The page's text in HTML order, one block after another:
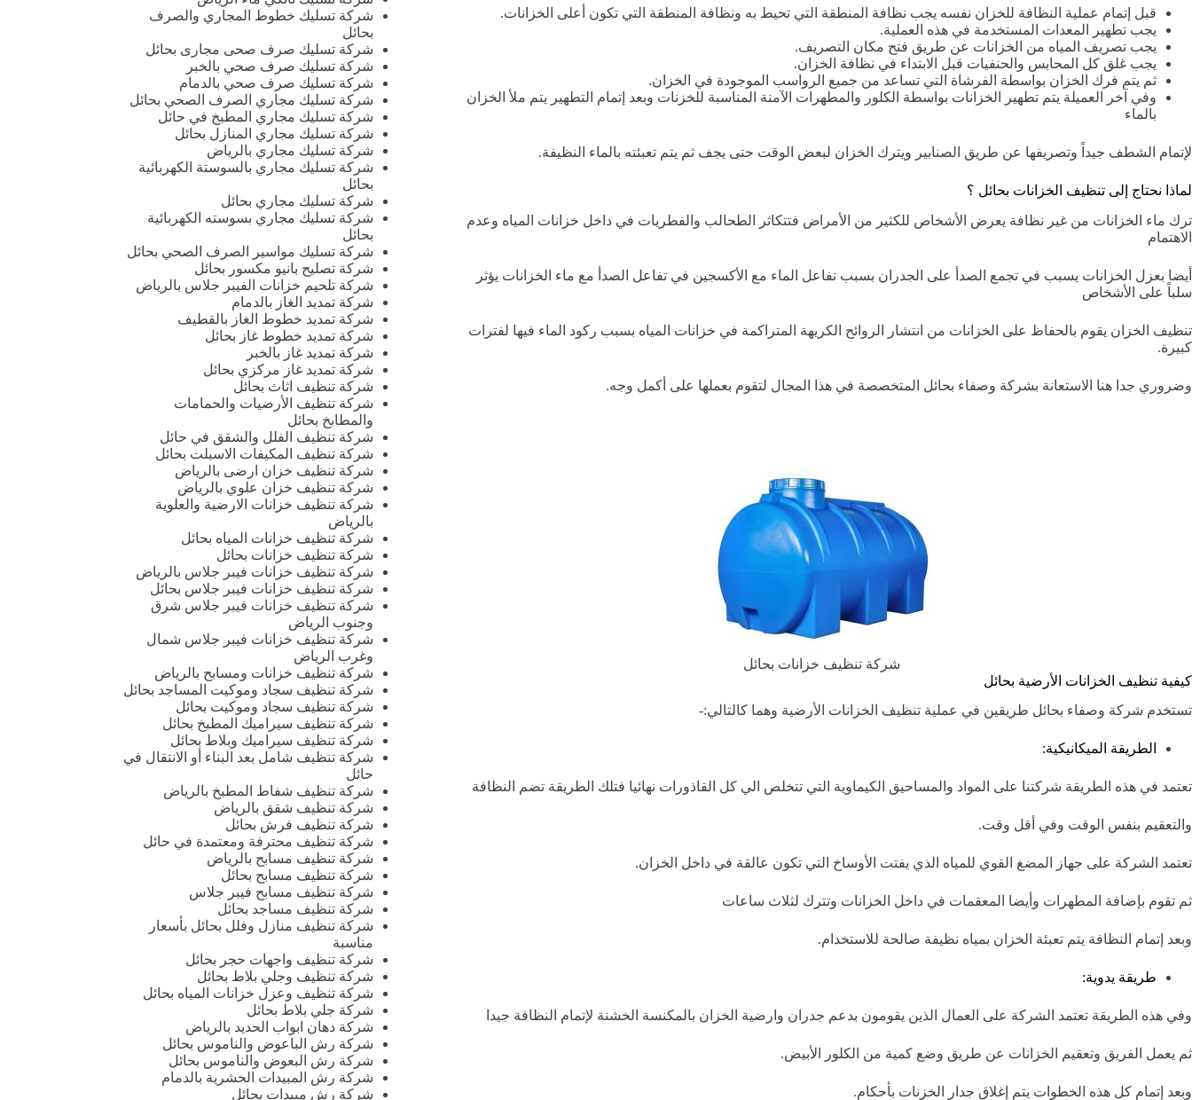
قبل إتمام عملية النظافة للخزان نفسه يجب نظافة المنطقة التي تحيط به ونظافة المنطقة التي تكون أعلى الخزانات.
يجب تطهير المعدات المستخدمة في هذه العملية.
يجب تصريف المياه من الخزانات عن طريق فتح مكان التصريف.
يجب غلق كل المحابس والحنفيات قبل الابتداء في نظافة الخزان.
ثم يتم فرك الخزان بواسطة الفرشاة التي تساعد من جميع الرواسب الموجودة في الخزان.
وفي آخر العميلة يتم تطهير الخزانات بواسطة الكلور والمطهرات الآمنة المناسبة للخزنات وبعد إتمام التطهير يتم ملأ الخزان
بالماء
لإتمام الشطف جيداً وتصريفها عن طريق الصنابير ويترك الخزان لبعض الوقت حتى يجف ثم يتم تعبئته بالماء النظيفة.
لماذا نحتاج إلى تنظيف الخزانات بحائل ؟
ترك ماء الخزانات من غير نظافة يعرض الأشخاص للكثير من الأمراض فتتكاثر الطحالب والفطريات في داخل خزانات المياه وعدم
الاهتمام
أيضا بعزل الخزانات يسبب في تجمع الصدأ على الجدران بسبب تفاعل الماء مع الأكسجين في تفاعل الصدأ مع ماء الخزانات يؤثر
سلباً على الأشخاص
تنظيف الخزان يقوم بالحفاظ على الخزانات من انتشار الروائح الكريهة المتراكمة في خزانات المياه بسبب ركود الماء فيها لفترات
كبيرة.
وضروري جدا هنا الاستعانة بشركة وصفاء بحائل المتخصصة في هذا المجال لتقوم بعملها على أكمل وجه.
شركة تنظيف خزانات بحائل
كيفية تنظيف الخزانات الأرضية بحائل
تستخدم شركة وصفاء بحائل طريقين في عملية تنظيف الخزانات الأرضية وهما كالتالي:-
الطريقة الميكانيكية:
تعتمد في هذه الطريقة شركتنا على المواد والمساحيق الكيماوية التي تتخلص الي كل القاذورات نهائيا فتلك الطريقة تضم النظافة
والتعقيم بنفس الوقت وفي أقل وقت.
تعتمد الشركة على جهاز المضغ القوي للمياه الذي يفتت الأوساخ التي تكون عالقة في داخل الخزان.
ثم تقوم بإضافة المطهرات وأيضا المعقمات في داخل الخزانات وتترك لثلاث ساعات
وبعد إتمام النظافة يتم تعبئة الخزان بمياه نظيفة صالحة للاستخدام.
طريقة يدوية:
وفي هذه الطريقة تعتمد الشركة على العمال الذين يقومون بدعم جدران وارضية الخزان بالمكنسة الخشنة لإتمام النظافة جيدا
ثم يعمل الفريق وتعقيم الخزانات عن طريق وضع كمية من الكلور الأبيض.
وبعد إتمام كل هذه الخطوات يتم إغلاق جدار الخزنات بأحكام.
شركة تسليك خطوط المجاري والصرف
بحائل
شركة تسليك صرف صحى مجارى بحائل
شركة تسليك صرف صحي بالخبر
شركة تسليك صرف صحي بالدمام
شركة تسليك مجاري الصرف الصحي بحائل
شركة تسليك مجاري المطبخ في حائل
شركة تسليك مجاري المنازل بحائل
شركة تسليك مجاري بالرياض
شركة تسليك مجاري بالسوستة الكهربائية
بحائل
شركة تسليك مجاري بحائل
شركة تسليك مجاري بسوسته الكهربائية
بحائل
شركة تسليك مواسير الصرف الصحي بحائل
شركة تصليح بانيو مكسور بحائل
شركة تلحيم خزانات الفيبر جلاس بالرياض
شركة تمديد الغاز بالدمام
شركة تمديد خطوط الغاز بالقطيف
شركة تمديد خطوط غاز بحائل
شركة تمديد غاز بالخبر
شركة تمديد غاز مركزي بحائل
شركة تنظيف اثاث بحائل
شركة تنظيف الأرضيات والحمامات
والمطابخ بحائل
شركة تنظيف الفلل والشقق في حائل
شركة تنظيف المكيفات الاسبلت بحائل
شركة تنظيف خزان ارضى بالرياض
شركة تنظيف خزان علوي بالرياض
شركة تنظيف خزانات الارضية والعلوية
بالرياض
شركة تنظيف خزانات المياه بحائل
شركة تنظيف خزانات بحائل
شركة تنظيف خزانات فيبر جلاس بالرياض
شركة تنظيف خزانات فيبر جلاس بحائل
شركة تنظيف خزانات فيبر جلاس شرق
وجنوب الرياض
شركة تنظيف خزانات فيبر جلاس شمال
وغرب الرياض
شركة تنظيف خزانات ومسابح بالرياض
شركة تنظيف سجاد وموكيت المساجد بحائل
شركة تنظيف سجاد وموكيت بحائل
شركة تنظيف سيراميك المطبخ بحائل
شركة تنظيف سيراميك وبلاط بحائل
شركة تنظيف شامل بعد البناء أو الانتقال في
حائل
شركة تنظيف شفاط المطبخ بالرياض
شركة تنظيف شقق بالرياض
شركة تنظيف فرش بحائل
شركة تنظيف محترفة ومعتمدة في حائل
شركة تنظيف مسابح بالرياض
شركة تنظيف مسابح بحائل
شركة تنظيف مسابح فيبر جلاس
شركة تنظيف مساجد بحائل
شركة تنظيف منازل وفلل بحائل بأسعار
مناسبة
شركة تنظيف واجهات حجر بحائل
شركة تنظيف وجلي بلاط بحائل
شركة تنظيف وعزل خزانات المياه بحائل
شركة جلي بلاط بحائل
شركة دهان ابواب الحديد بالرياض
شركة رش الباعوض والناموس بحائل
شركة رش البعوض والناموس بحائل
شركة رش المبيدات الحشرية بالدمام
شركة رش مبيدات بحائل